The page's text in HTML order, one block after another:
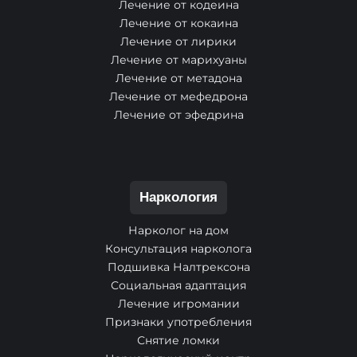
Лечение от кодеина
Лечение от кокаина
Лечение от лирики
Лечение от марихуаны
Лечение от метадона
Лечение от мефедрона
Лечение от эфедрина
Наркология
Нарколог на дом
Консультация нарколога
Подшивка Налтрексона
Социальная адаптация
Лечение игромании
Признаки употребления
Снятие ломки